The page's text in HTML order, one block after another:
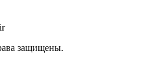
защищены.